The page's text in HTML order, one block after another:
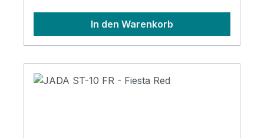
In den Warenkorb